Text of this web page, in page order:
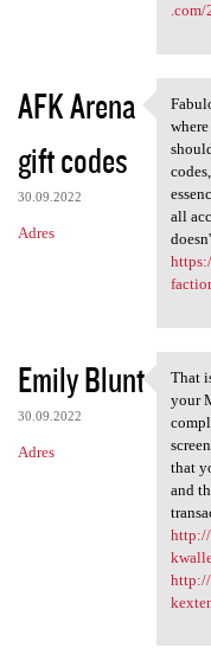
AFK Arena
gift codes
30.09.2022
Adres
all
Emily Blunt
30.09.2022
Adres
That
That
your
that
and
http://
http://